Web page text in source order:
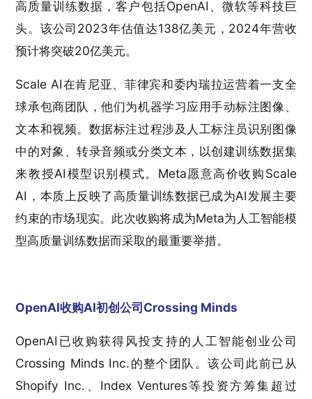
高质量训练数据，客户包括OpenAI、微软等科技巨
头。该公司2023年估值达138亿美元，2024年营收
预计将突破20亿美元。
Scale AI在肯尼亚、菲律宾和委内瑞拉运营着一支全
球承包商团队，他们为机器学习应用手动标注图像、
文本和视频。数据标注过程涉及人工标注员识别图像
中的对象、转录音频或分类文本，以创建训练数据集
来教授AI模型识别模式。Meta愿意高价收购Scale
AI，本质上反映了高质量训练数据已成为AI发展主要
约束的市场现实。此次收购将成为Meta为人工智能模
型高质量训练数据而采取的最重要举措。
OpenAI收购AI初创公司Crossing Minds
OpenAI已收购获得风投支持的人工智能创业公司
Crossing Minds Inc.的整个团队。该公司此前已从
Shopify Inc.、Index Ventures等投资方筹集超过